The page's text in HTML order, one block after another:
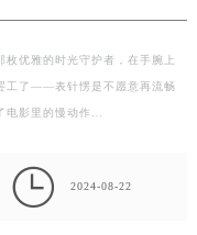
优雅的时光守护者，在手腕上
工了——表针愣是不愿意再流畅
电影里的慢动作…
 2024-08-22